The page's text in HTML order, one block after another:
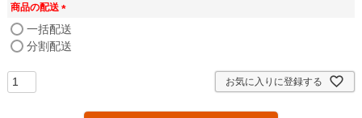
商品の配送
(
必
須
一括配送
分割配送
お気に入りに登録する